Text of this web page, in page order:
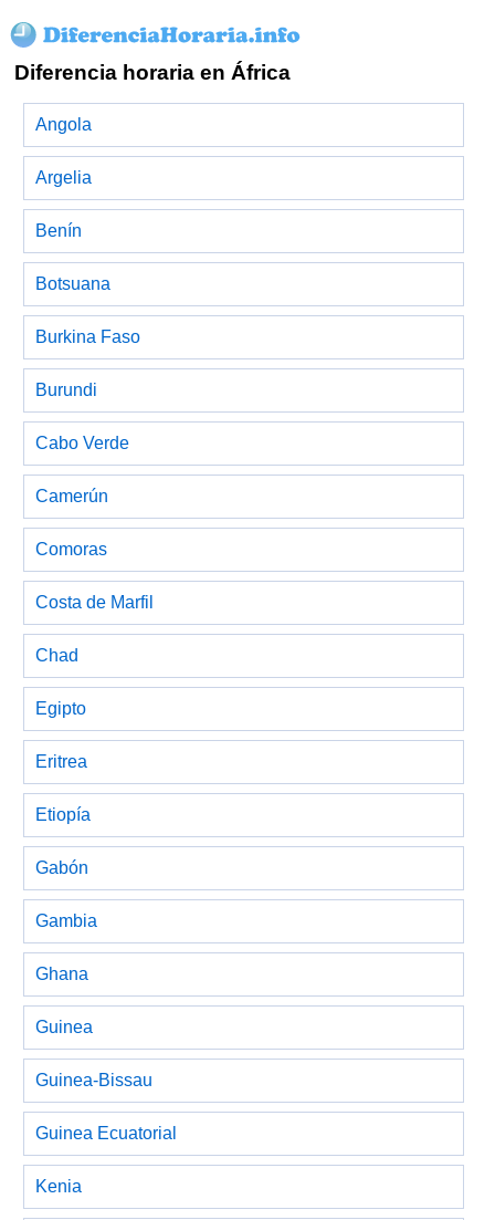
Diferencia horaria en África
Angola
Argelia
Benín
Botsuana
Burkina Faso
Burundi
Cabo Verde
Camerún
Comoras
Costa de Marfil
Chad
Egipto
Eritrea
Etiopía
Gabón
Gambia
Ghana
Guinea
Guinea-Bissau
Guinea Ecuatorial
Kenia